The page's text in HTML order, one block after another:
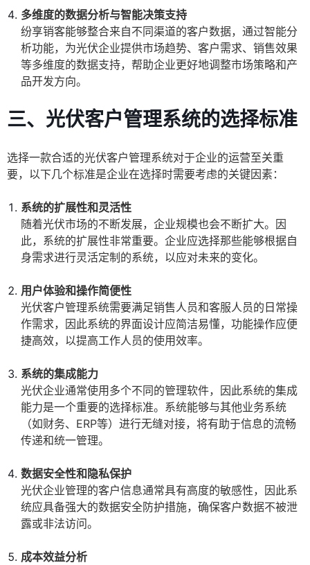
多维度的数据分析与智能决策支持
纷享销客能够整合来自不同渠道的客户数据，通过智能分
析功能，为光伏企业提供市场趋势、客户需求、销售效果
等多维度的数据支持，帮助企业更好地调整市场策略和产
品开发方向。
三、光伏客户管理系统的选择标准
选择一款合适的光伏客户管理系统对于企业的运营至关重
要，以下几个标准是企业在选择时需要考虑的关键因素：
系统的扩展性和灵活性
随着光伏市场的不断发展，企业规模也会不断扩大。因
此，系统的扩展性非常重要。企业应选择那些能够根据自
身需求进行灵活定制的系统，以应对未来的变化。
用户体验和操作简便性
光伏客户管理系统需要满足销售人员和客服人员的日常操
作需求，因此系统的界面设计应简洁易懂，功能操作应便
捷高效，以提高工作人员的使用效率。
系统的集成能力
光伏企业通常使用多个不同的管理软件，因此系统的集成
能力是一个重要的选择标准。系统能够与其他业务系统
（如财务、ERP等）进行无缝对接，将有助于信息的流畅
传递和统一管理。
数据安全性和隐私保护
光伏企业管理的客户信息通常具有高度的敏感性，因此系
统应具备强大的数据安全防护措施，确保客户数据不被泄
露或非法访问。
成本效益分析